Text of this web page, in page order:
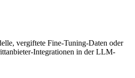
vergiftete Fine-Tuning-Daten oder
Integrationen in der LLM-